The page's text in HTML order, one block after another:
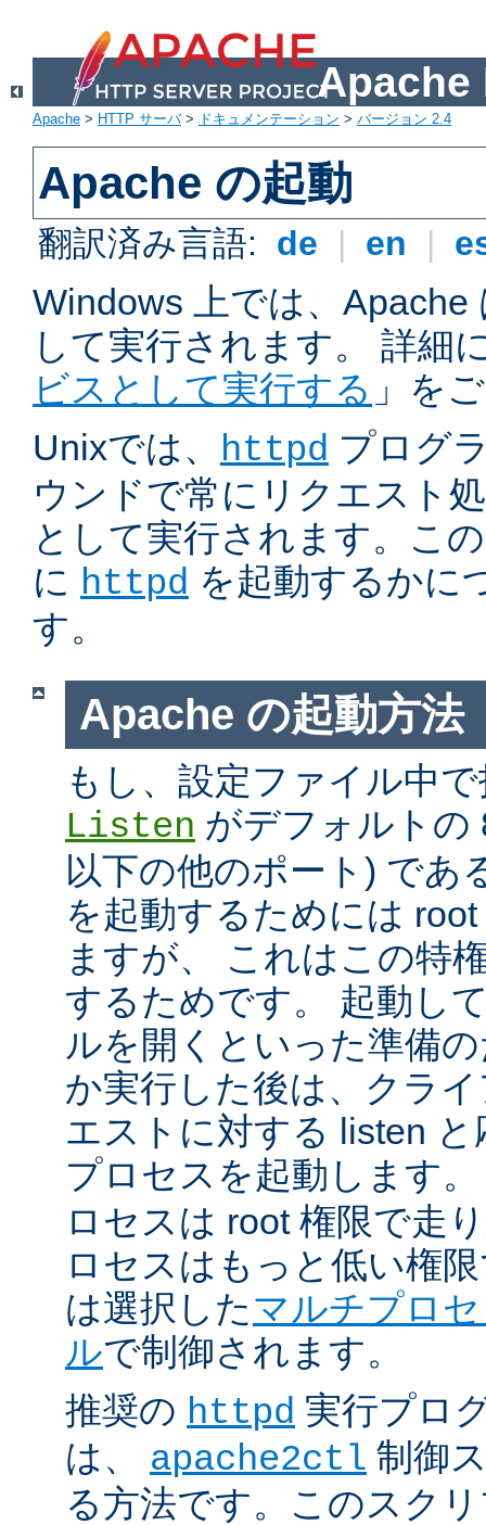
Apache
Apache > HTTP サーバ> ドキュメンテーション > バージョン 2.4
Apache の起動
翻訳済み言語: de | en |
Windows 上では、
して実行されます。 詳細
ビスとして実行する 」を
Unixでは、 httpd プログ
ウンドで常にリクエスト
として実行されます。こ
に httpd を起動するかに
す。
Apache の起動方法
もし、設定ファイル中
Listen がデフォルトの
以下の他のポート) であ
を起動するためには
ますが、 これはこの特
するためです。 起動し
ルを開くといった準備
か実行した後は、クラ
エストに対する listen
プロセスを起動します
ロセスは root 権限で走
ロセスはもっと低い権
は選択したマルチプロ
ルで制御されます。
推奨の httpd 実行プロ
は、 apache2ctl 制御
る方法です。このスク